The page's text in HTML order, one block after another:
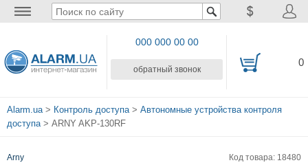
000 000 00 00
обратный звонок
0
Alarm.ua> Контроль доступа > Автономные устройства контроля
доступа > ARNY AKP-130RF
Arny Код товара: 18480